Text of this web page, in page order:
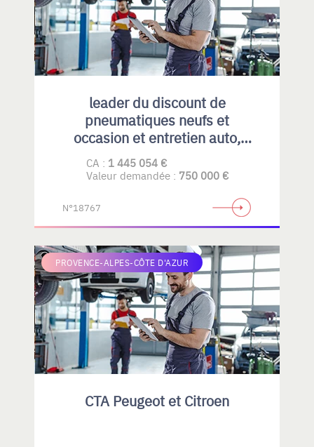
leader du discount de
pneumatiques neufs et
occasion et entretien auto,
emplacement idéal et fort
potentiel de développement
CA : 1 445 054 €
Valeur demandée : 750 000 €
N°18767
PROVENCE-ALPES-CÔTE D'AZUR
CTA Peugeot et Citroen